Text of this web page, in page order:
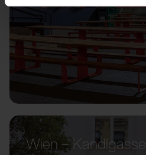
Wien – Kandlgasse